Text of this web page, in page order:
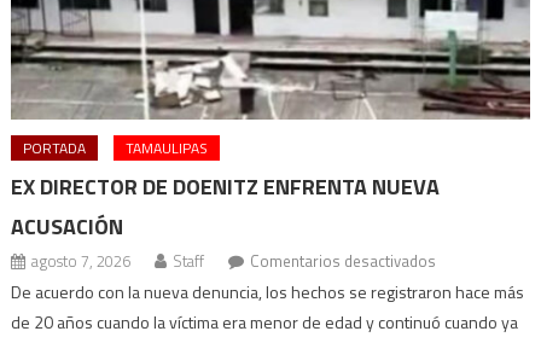
PORTADA TAMAULIPAS
EX DIRECTOR DE DOENITZ ENFRENTA NUEVA
ACUSACIÓN
agosto 7, 2026 Staff Comentarios desactivadosen
Ex
director
De acuerdo con la nueva denuncia, los hechos se registraron hace más
de 20 años cuando la víctima era menor de edad y continuó cuando ya